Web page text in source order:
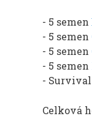
- 5 semen
- 5 semen
- 5 semen
- 5 semen
-
Celková